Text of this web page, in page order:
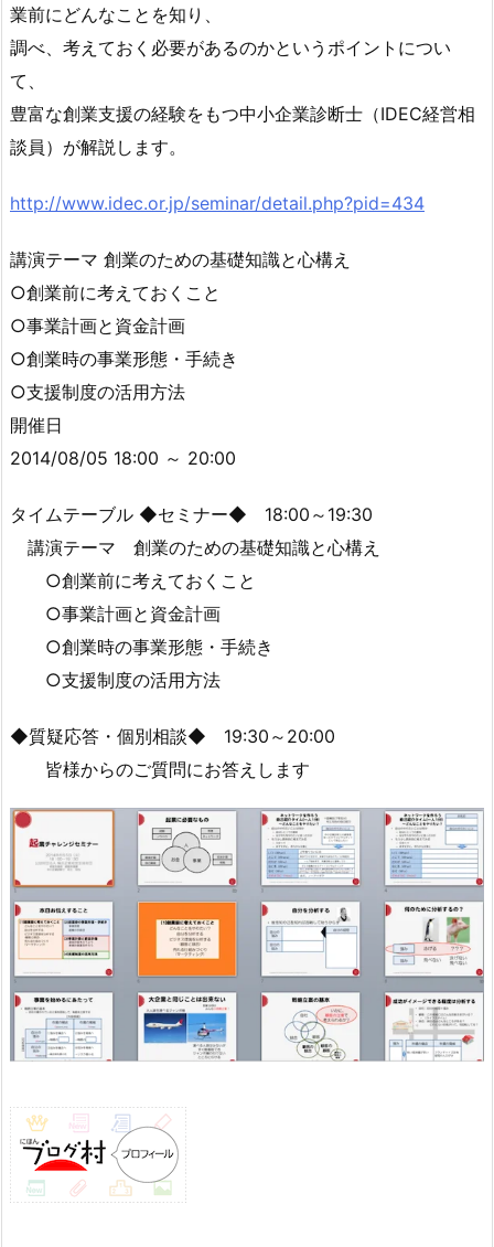
業前にどんなことを知り、
調べ、考えておく必要があるのかというポイントについ
て、
豊富な創業支援の経験をもつ中小企業診断士（IDEC経営相
談員）が解説します。
http://www.idec.or.jp/seminar/detail.php?pid=434
講演テーマ 創業のための基礎知識と心構え
○創業前に考えておくこと
○事業計画と資金計画
○創業時の事業形態・手続き
○支援制度の活用方法
開催日
2014/08/05 18:00 ～ 20:00
タイムテーブル ◆セミナー◆ 18:00～19:30
講演テーマ 創業のための基礎知識と心構え
○創業前に考えておくこと
○事業計画と資金計画
○創業時の事業形態・手続き
○支援制度の活用方法
◆質疑応答・個別相談◆ 19:30～20:00
皆様からのご質問にお答えします